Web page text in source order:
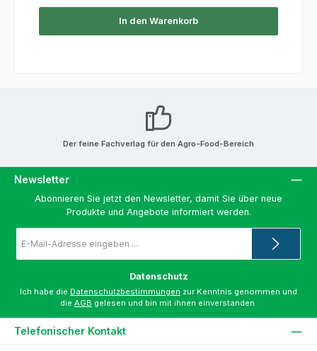
In den Warenkorb
Der feine Fachverlag für den Agro-Food-Bereich
Newsletter
Abonnieren Sie jetzt den Newsletter, damit Sie über neue
Produkte und Angebote informiert werden.
Mail-
*
Datenschutz
Ich habe die Datenschutzbestimmungen zur Kenntnis genommen und
die AGB gelesen und bin mit ihnen einverstanden.
Telefonischer Kontakt